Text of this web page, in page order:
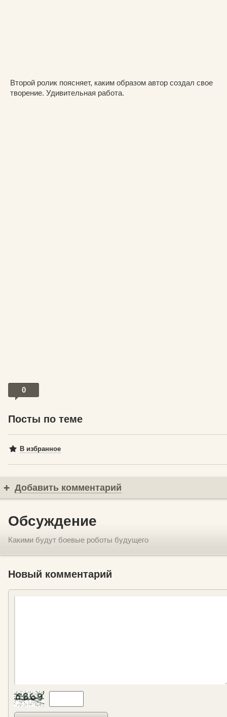
Второй ролик поясняет, каким образом автор создал свое
творение. Удивительная работа.
0
Посты по теме
В избранное
Добавить комментарий
Обсуждение
Какими будут боевые роботы будущего
Новый комментарий